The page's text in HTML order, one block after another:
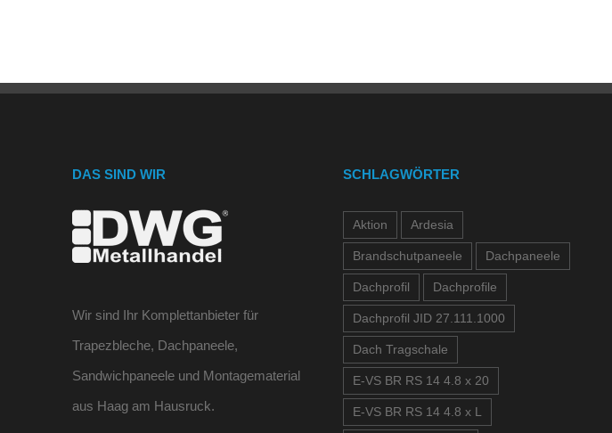
DAS SIND WIR
Wir sind Ihr Komplettanbieter für
Trapezbleche, Dachpaneele,
Sandwichpaneele und Montagematerial
aus Haag am Hausruck.
SCHLAGWÖRTER
Aktion Ardesia
Brandschutpaneele Dachpaneele
Dachprofil Dachprofile
Dachprofil JID 27.111.1000
Dach Tragschale
E-VS BR RS 14 4.8 x 20
E-VS BR RS 14 4.8 x L